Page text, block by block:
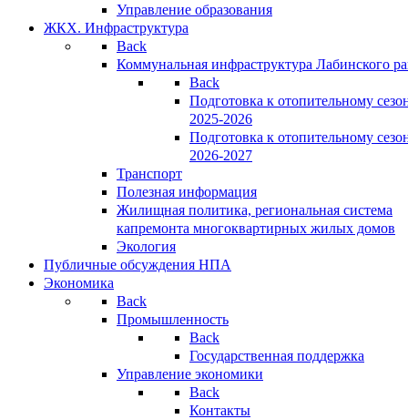
Управление образования
ЖКХ. Инфраструктура
Back
Коммунальная инфраструктура Лабинского
Back
Подготовка к отопительному
2025-2026
Подготовка к отопительному
2026-2027
Транспорт
Полезная информация
Жилищная политика, региональная система
капремонта многоквартирных жилых домов
Экология
Публичные обсуждения НПА
Экономика
Back
Промышленность
Back
Государственная поддержка
Управление экономики
Back
Контакты